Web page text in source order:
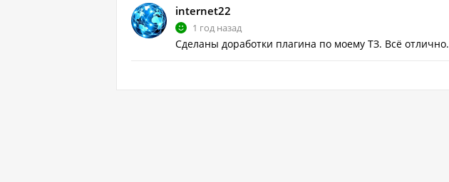
internet22
1 год назад
Сделаны доработки плагина по моему ТЗ. Всё отлично.